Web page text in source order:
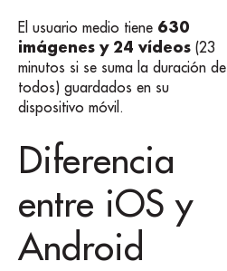
El usuario medio tiene 630
imágenes y 24 vídeos (23
minutos si se suma la duración de
todos) guardados en su
dispositivo móvil.
Diferencia
entre iOS y
Android